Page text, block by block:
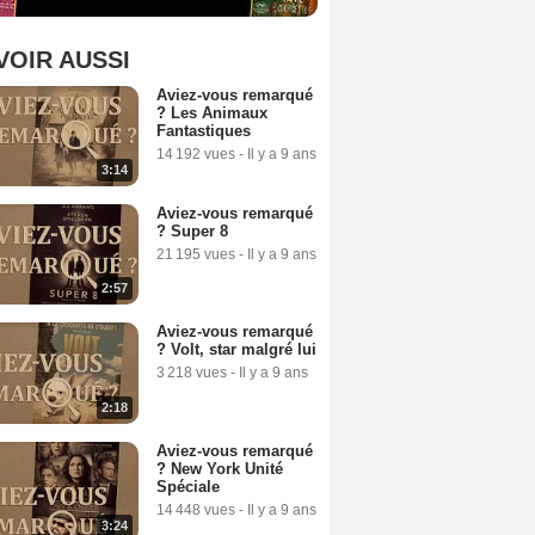
AUSSI
3:14
Aviez-vous remarqué
? Les Animaux
Fantastiques
14 192 vues - Il y a 9 ans
2:57
Aviez-vous remarqué
? Super 8
21 195 vues - Il y a 9 ans
2:18
Aviez-vous remarqué
? Volt, star malgré lui
3 218 vues - Il y a 9 ans
3:24
Aviez-vous remarqué
? New York Unité
Spéciale
14 448 vues - Il y a 9 ans